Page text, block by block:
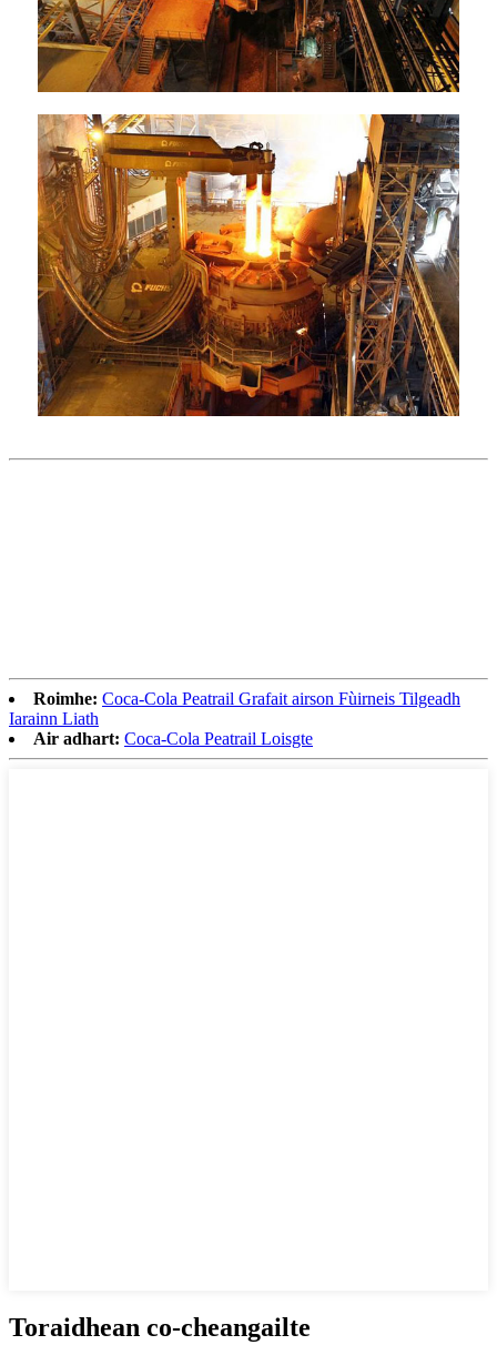
Roimhe: Coca-Cola Peatrail Grafait airson Fùirneis Tilgeadh
Iarainn Liath
Air adhart: Coca-Cola Peatrail Loisgte
Toraidhean co-cheangailte